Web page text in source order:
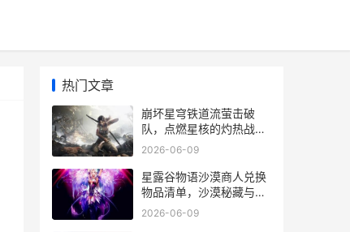
热门文章
崩坏星穹铁道流萤击破
队，点燃星核的灼热战歌
副标题
2026-06-09
星露谷物语沙漠商人兑换
物品清单，沙漠秘藏与兑
换艺术
2026-06-09